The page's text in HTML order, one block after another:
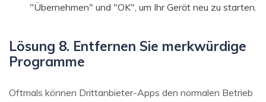
"Übernehmen" und "OK", um Ihr Gerät neu zu starten.
Lösung 8. Entfernen Sie merkwürdige
Programme
Oftmals können Drittanbieter-Apps den normalen Betrieb